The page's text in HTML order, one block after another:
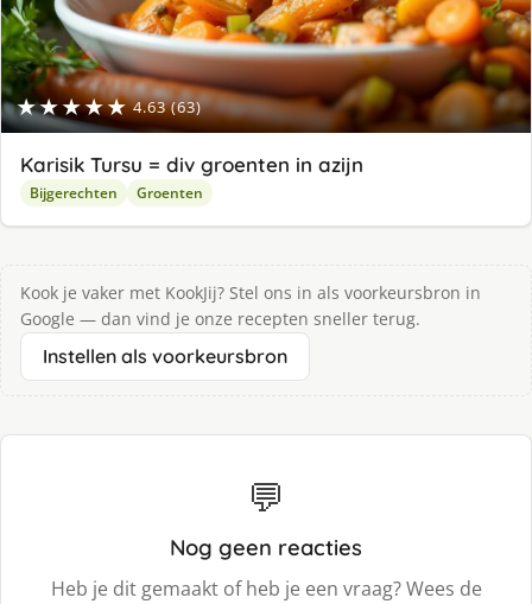
★★★★★ 4.63 (63)
Karisik Tursu = div groenten in azijn
Bijgerechten Groenten
Kook je vaker met KookJij? Stel ons in als voorkeursbron in
Google — dan vind je onze recepten sneller terug.
Instellen als voorkeursbron
💬
Nog geen reacties
Heb je dit gemaakt of heb je een vraag? Wees de